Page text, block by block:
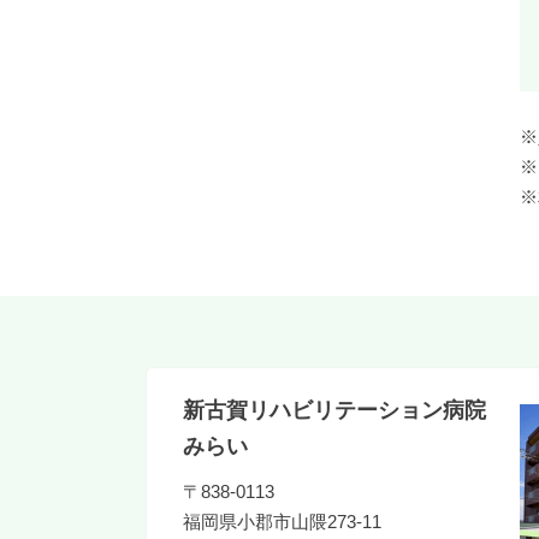
※
※
※
新古賀リハビリテーション病院
みらい
〒838-0113
福岡県小郡市山隈273-11